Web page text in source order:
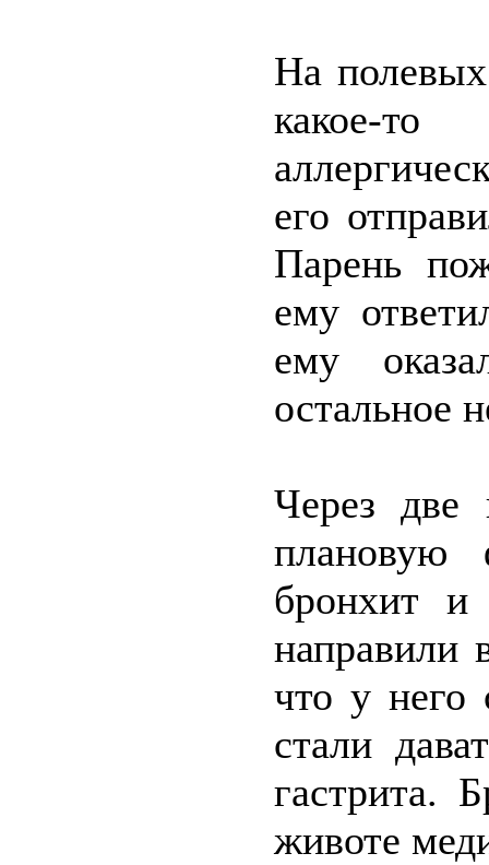
На
какое-
его
Парень
ему
ему
остальное
Через две
плановую
бронхит и
направили
что у него
стали
гастрита.
животе